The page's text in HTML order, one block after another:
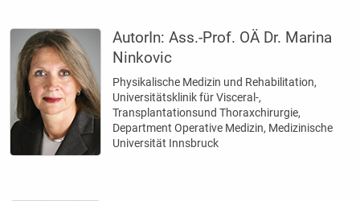
AutorIn:Ass.-Prof. OÄ Dr. Marina
Ninkovic
Physikalische Medizin und Rehabilitation,
Universitätsklinik für Visceral-,
Transplantationsund Thoraxchirurgie,
Department Operative Medizin, Medizinische
Universität Innsbruck